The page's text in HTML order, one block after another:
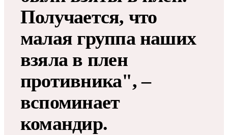
Получается, что
малая группа наших
взяла в плен
противника", –
вспоминает
командир.